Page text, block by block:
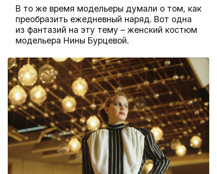
В то же время модельеры думали о том, как
преобразить ежедневный наряд. Вот одна
из фантазий на эту тему – женский костюм
модельера Нины Бурцевой.